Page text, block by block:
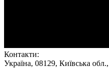
Контакти:
Україна, 08129, Київська